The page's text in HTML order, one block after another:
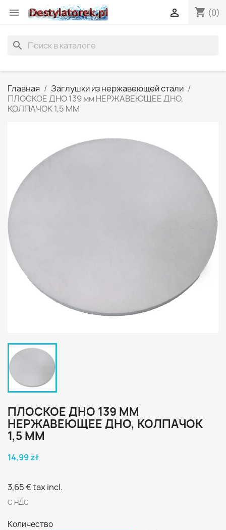
 shopping_cart (0)

search
Главная
Заглушки из нержавеющей стали
ПЛОСКОЕ ДНО 139 мм НЕРЖАВЕЮЩЕЕ ДНО,
КОЛПАЧОК 1,5 ММ
ПЛОСКОЕ ДНО 139 ММ
НЕРЖАВЕЮЩЕЕ ДНО, КОЛПАЧОК
1,5 ММ
14,99 zł
3,65 €tax incl.
С НДС
Количество